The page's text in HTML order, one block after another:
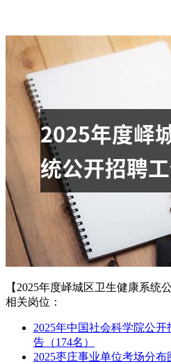
【2025年度峄城区卫生健康系统
相关岗位：
2025年中国社会科学院公
告（174名）
2025枣庄事业单位考场分布